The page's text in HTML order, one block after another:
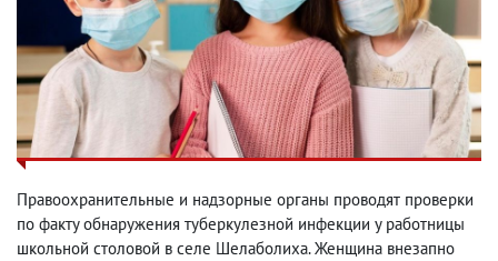
Правоохранительные и надзорные органы проводят проверки
по факту обнаружения туберкулезной инфекции у работницы
школьной столовой в селе Шелаболиха. Женщина внезапно